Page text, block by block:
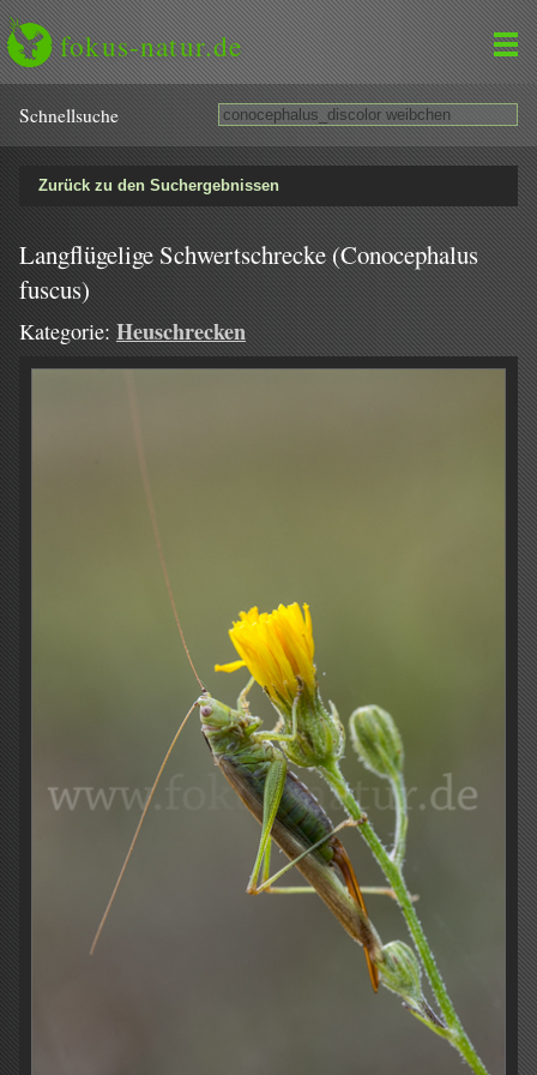
fokus-natur.de
Schnell­suche
Zurück zu den Suchergebnissen
Langflügelige Schwertschrecke (Conocephalus
fuscus)
Kategorie: Heuschrecken